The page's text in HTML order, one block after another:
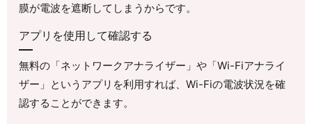
膜が電波を遮断してしまうからです。
アプリを使用して確認する
無料の「ネットワークアナライザー」や「Wi-Fiアナライ
ザー」というアプリを利用すれば、Wi-Fiの電波状況を確
認することができます。